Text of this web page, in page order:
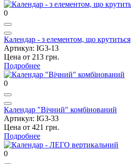
0
Календар - з елементом, що крутиться
Артикул: IG3-13
Цена от 213 грн.
Подробнее
0
Календар "Вічний" комбінований
Артикул: IG3-33
Цена от 421 грн.
Подробнее
0